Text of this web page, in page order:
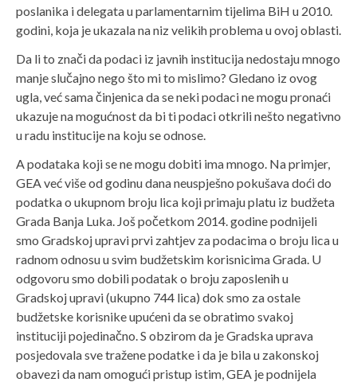
poslanika i delegata u parlamentarnim tijelima BiH u 2010.
godini, koja je ukazala na niz velikih problema u ovoj oblasti.
Da li to znači da podaci iz javnih institucija nedostaju mnogo
manje slučajno nego što mi to mislimo? Gledano iz ovog
ugla, već sama činjenica da se neki podaci ne mogu pronaći
ukazuje na mogućnost da bi ti podaci otkrili nešto negativno
u radu institucije na koju se odnose.
A podataka koji se ne mogu dobiti ima mnogo. Na primjer,
GEA već više od godinu dana neuspješno pokušava doći do
podatka o ukupnom broju lica koji primaju platu iz budžeta
Grada Banja Luka. Još početkom 2014. godine podnijeli
smo Gradskoj upravi prvi zahtjev za podacima o broju lica u
radnom odnosu u svim budžetskim korisnicima Grada. U
odgovoru smo dobili podatak o broju zaposlenih u
Gradskoj upravi (ukupno 744 lica) dok smo za ostale
budžetske korisnike upućeni da se obratimo svakoj
instituciji pojedinačno. S obzirom da je Gradska uprava
posjedovala sve tražene podatke i da je bila u zakonskoj
obavezi da nam omogući pristup istim, GEA je podnijela